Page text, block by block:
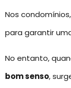
Nos
para garantir
No entanto,
bom senso,